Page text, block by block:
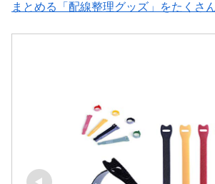
まとめる「配線整理グッズ」をたくさ